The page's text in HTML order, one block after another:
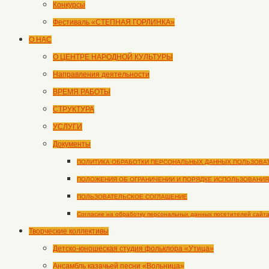
Конкурсы
Фестиваль «СТЕПНАЯ ГОРЛИНКА»
О НАС
О ЦЕНТРЕ НАРОДНОЙ КУЛЬТУРЫ
Направления деятельности
ВРЕМЯ РАБОТЫ
СТРУКТУРА
УСЛУГИ
Документы
ПОЛИТИКА ОБРАБОТКИ ПЕРСОНАЛЬНЫХ ДАННЫХ
ПОЛОЖЕНИЯ ОБ ОГРАНИЧЕНИИ И ПОРЯДКЕ
ПОЛЬЗОВАТЕЛЬСКОЕ СОГЛАШЕНИЕ
Согласие на обработку персональных данных посетителей сайта
Творческие коллективы
Детско-юношеская студия фольклора «Утица»
Ансамбль казачьей песни «Вольница»